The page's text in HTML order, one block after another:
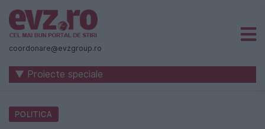
Știri
naționale
internaționale
România
coordonare@evzgroup.ro
▼ Proiecte speciale
POLITICA